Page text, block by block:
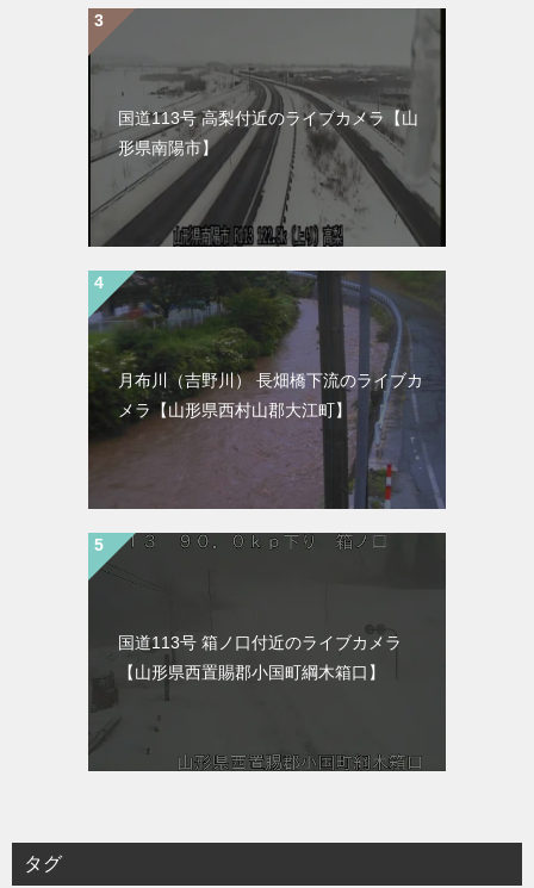
国道113号 高梨付近のライブカメラ【山
形県南陽市】
月布川（吉野川） 長畑橋下流のライブカ
メラ【山形県西村山郡大江町】
国道113号 箱ノ口付近のライブカメラ
【山形県西置賜郡小国町綱木箱口】
タグ